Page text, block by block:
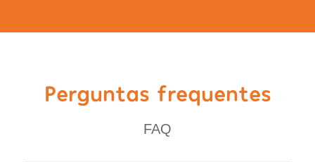
Perguntas frequentes
FAQ